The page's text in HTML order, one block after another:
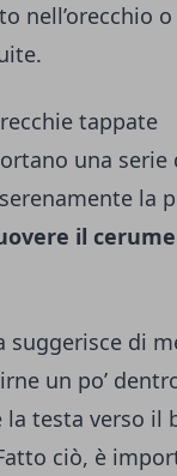
nell’orecchio
tappate
una serie
la
il cerume
di
un po’
testa verso il
ciò, è